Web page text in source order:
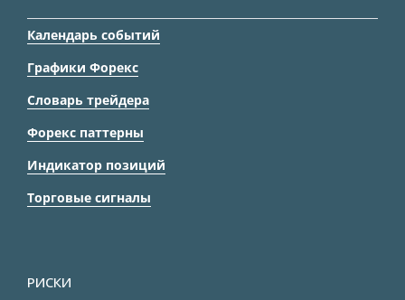
Календарь событий
Графики Форекс
Словарь трейдера
Форекс паттерны
Индикатор позиций
Торговые сигналы
РИСКИ